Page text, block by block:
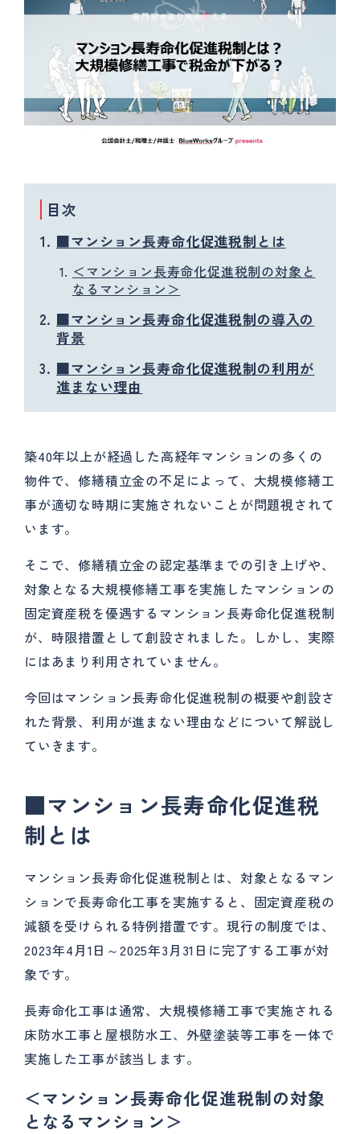
目次
■マンション長寿命化促進税制とは
＜マンション長寿命化促進税制の対象と
なるマンション＞
■マンション長寿命化促進税制の導入の
背景
■マンション長寿命化促進税制の利用が
進まない理由
築40年以上が経過した高経年マンションの多くの
物件で、修繕積立金の不足によって、大規模修繕工
事が適切な時期に実施されないことが問題視されて
います。
そこで、修繕積立金の認定基準までの引き上げや、
対象となる大規模修繕工事を実施したマンションの
固定資産税を優遇するマンション長寿命化促進税制
が、時限措置として創設されました。しかし、実際
にはあまり利用されていません。
今回はマンション長寿命化促進税制の概要や創設さ
れた背景、利用が進まない理由などについて解説し
ていきます。
■マンション長寿命化促進税
制とは
マンション長寿命化促進税制とは、対象となるマン
ションで長寿命化工事を実施すると、固定資産税の
減額を受けられる特例措置です。現行の制度では、
2023年4月1日～2025年3月31日に完了する工事が対
象です。
長寿命化工事は通常、大規模修繕工事で実施される
床防水工事と屋根防水工、外壁塗装等工事を一体で
実施した工事が該当します。
＜マンション長寿命化促進税制の対象
となるマンション＞